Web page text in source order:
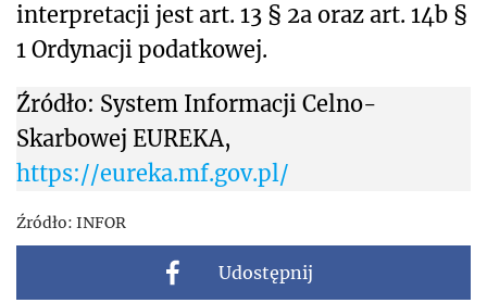
interpretacji jest art. 13 § 2a oraz art. 14b §
1 Ordynacji podatkowej.
Źródło: System Informacji Celno-
Skarbowej EUREKA,
https://eureka.mf.gov.pl/
Źródło: INFOR
Udostępnij